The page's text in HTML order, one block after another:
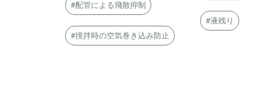
#配管による飛散抑制
#撹拌時の空気巻き込み防止
#液残り